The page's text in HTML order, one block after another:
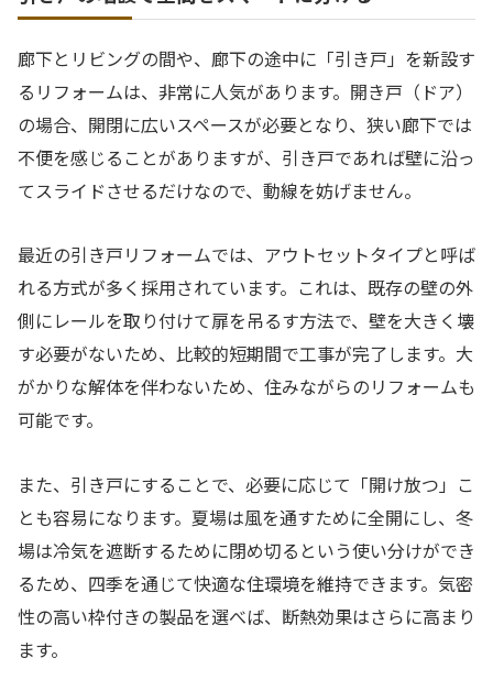
廊下とリビングの間や、廊下の途中に「引き戸」を新設す
るリフォームは、非常に人気があります。開き戸（ドア）
の場合、開閉に広いスペースが必要となり、狭い廊下では
不便を感じることがありますが、引き戸であれば壁に沿っ
てスライドさせるだけなので、動線を妨げません。
最近の引き戸リフォームでは、アウトセットタイプと呼ば
れる方式が多く採用されています。これは、既存の壁の外
側にレールを取り付けて扉を吊るす方法で、壁を大きく壊
す必要がないため、比較的短期間で工事が完了します。大
がかりな解体を伴わないため、住みながらのリフォームも
可能です。
また、引き戸にすることで、必要に応じて「開け放つ」こ
とも容易になります。夏場は風を通すために全開にし、冬
場は冷気を遮断するために閉め切るという使い分けができ
るため、四季を通じて快適な住環境を維持できます。気密
性の高い枠付きの製品を選べば、断熱効果はさらに高まり
ます。